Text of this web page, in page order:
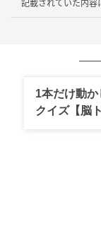
声をかけてほし
とにされてい
「うちが何回
「また停まっ
記載されていた内容
1本だけ動
クイズ【脳